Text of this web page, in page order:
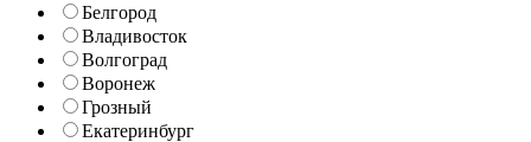
Белгород
Владивосток
Волгоград
Воронеж
Грозный
Екатеринбург